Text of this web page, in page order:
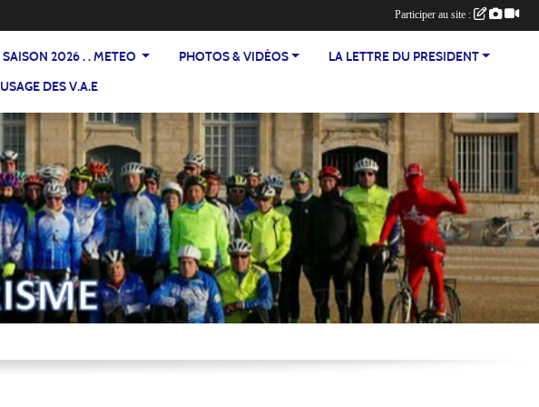
SAISON 2026 . . METEO PHOTOS & VIDÉOS
LA LETTRE DU PRESIDENT
USAGE DES V.A.E
Participer au site :